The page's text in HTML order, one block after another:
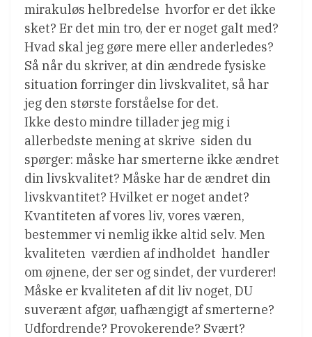
mirakuløs helbredelse  hvorfor er det ikke
sket? Er det min tro, der er noget galt med?
Hvad skal jeg gøre mere eller anderledes?
Så når du skriver, at din ændrede fysiske
situation forringer din livskvalitet, så har
jeg den største forståelse for det.
Ikke desto mindre tillader jeg mig i
allerbedste mening at skrive  siden du
spørger: måske har smerterne ikke ændret
din livskvalitet? Måske har de ændret din
livskvantitet? Hvilket er noget andet?
Kvantiteten af vores liv, vores væren,
bestemmer vi nemlig ikke altid selv. Men
kvaliteten  værdien af indholdet  handler
om øjnene, der ser og sindet, der vurderer!
Måske er kvaliteten af dit liv noget, DU
suverænt afgør, uafhængigt af smerterne?
Udfordrende? Provokerende? Svært?